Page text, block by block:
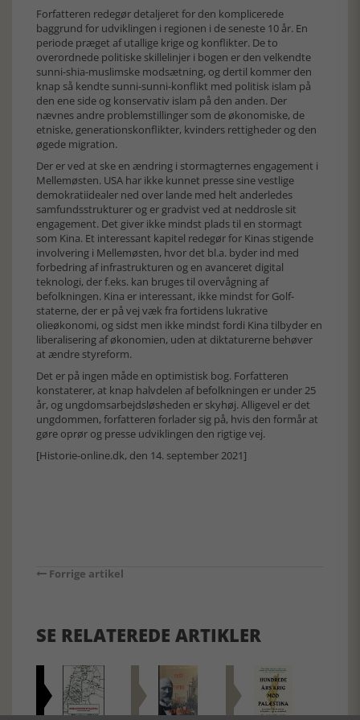
Forfatteren redegør detaljeret for den komplicerede
baggrund for udviklingen i regionen i de seneste 10 år. En
periode præget af utallige krige og konflikter. De to
overordnede politiske skillelinjer i bogen er den velkendte
sunni-shia-muslimske modsætning, og dertil kommer den
knap så kendte sunni-sunni-konflikt med politisk islam på
den ene side og konservativ islam på den anden. Der
nævnes andre problemstillinger som de økonomiske, de
etniske, generationskonflikter, kvinders rettigheder og den
øgede migration.
Der er ved at ske en ændring i stormagternes engagement i
Mellemøsten. USA har ikke kunnet presse sine vestlige
demokratiidealer ned over lande med helt anderledes
samfundsstrukturer og er gradvist ved at neddrosle sit
engagement. Det giver ikke mindst plads til en stormagt
som Kina. Et interessant kapitel redegør for Kinas stigende
involvering i Mellemøsten, hvor det bl.a. byder ind med
forbedring af infrastrukturen og en avanceret digital
teknologi, der f.eks. kan bruges til overvågning af
befolkningen. Kina er interessant, ikke mindst for Golf-
staterne, der er på vej væk fra fortidens lukrative
olieøkonomi, og sidst men ikke mindst fordi Kina tilbyder en
liberalisering af økonomien, uden at diktaturerne behøver
at ændre styreform.
Det er på ingen måde en optimistisk bog. Forfatteren
konstaterer, at knap halvdelen af befolkningen er under 25
år, og ungdomsarbejdsløsheden er skyhøj. Alligevel er det
ungdommen, forfatteren forlader sig på, hvis den formår at
gøre oprør og presse udviklingen den rigtige vej.
[Historie-online.dk, den 14. september 2021]
Forrige artikel
SE RELATEREDE ARTIKLER